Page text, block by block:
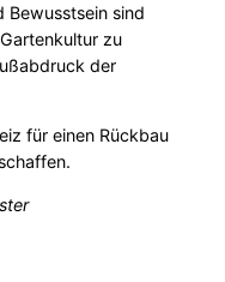
Bewusstsein sind
zu
der
für einen Rückbau